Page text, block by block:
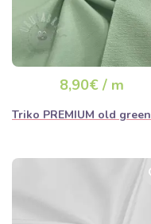
8,90€ / m
Triko PREMIUM old green